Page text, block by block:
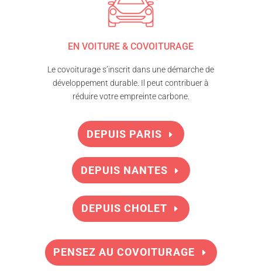
EN VOITURE & COVOITURAGE
Le covoiturage s’inscrit dans une démarche de
développement durable. Il peut contribuer à
réduire votre empreinte carbone.
DEPUIS PARIS
DEPUIS NANTES
DEPUIS CHOLET
PENSEZ AU COVOITURAGE